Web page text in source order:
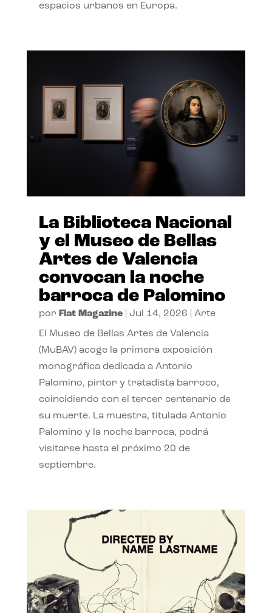
espacios urbanos en Europa.
La Biblioteca Nacional
y el Museo de Bellas
Artes de Valencia
convocan la noche
barroca de Palomino
por Flat Magazine| Jul 14, 2026 Arte
El Museo de Bellas Artes de Valencia
(MuBAV) acoge la primera exposición
monográfica dedicada a Antonio
Palomino, pintor y tratadista barroco,
coincidiendo con el tercer centenario de
su muerte. La muestra, titulada Antonio
Palomino y la noche barroca, podrá
visitarse hasta el próximo 20 de
septiembre.